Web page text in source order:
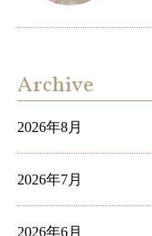
Archive
2026年8月
2026年7月
2026年6月